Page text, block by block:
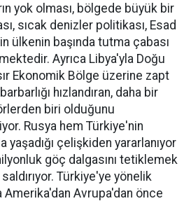
yok olması, bölgede büyük bir
sıcak denizler politikası, Esad
ülkenin başında tutma çabası
Ayrıca Libya'yla Doğu
Ekonomik Bölge üzerine zapt
hızlandıran, daha bir
biri olduğunu
Rusya hem Türkiye'nin
yaşadığı çelişkiden yararlanıyor
göç dalgasını tetiklemek
Türkiye'ye yönelik
Avrupa'dan önce